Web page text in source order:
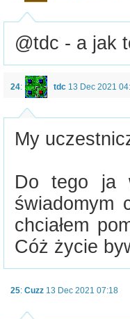
@tdc - a jak
24: tdc 13 Dec 2021
My
Do tego ja
chciałem
Cóż życie
25: Cuzz 13 Dec 2021 07:18